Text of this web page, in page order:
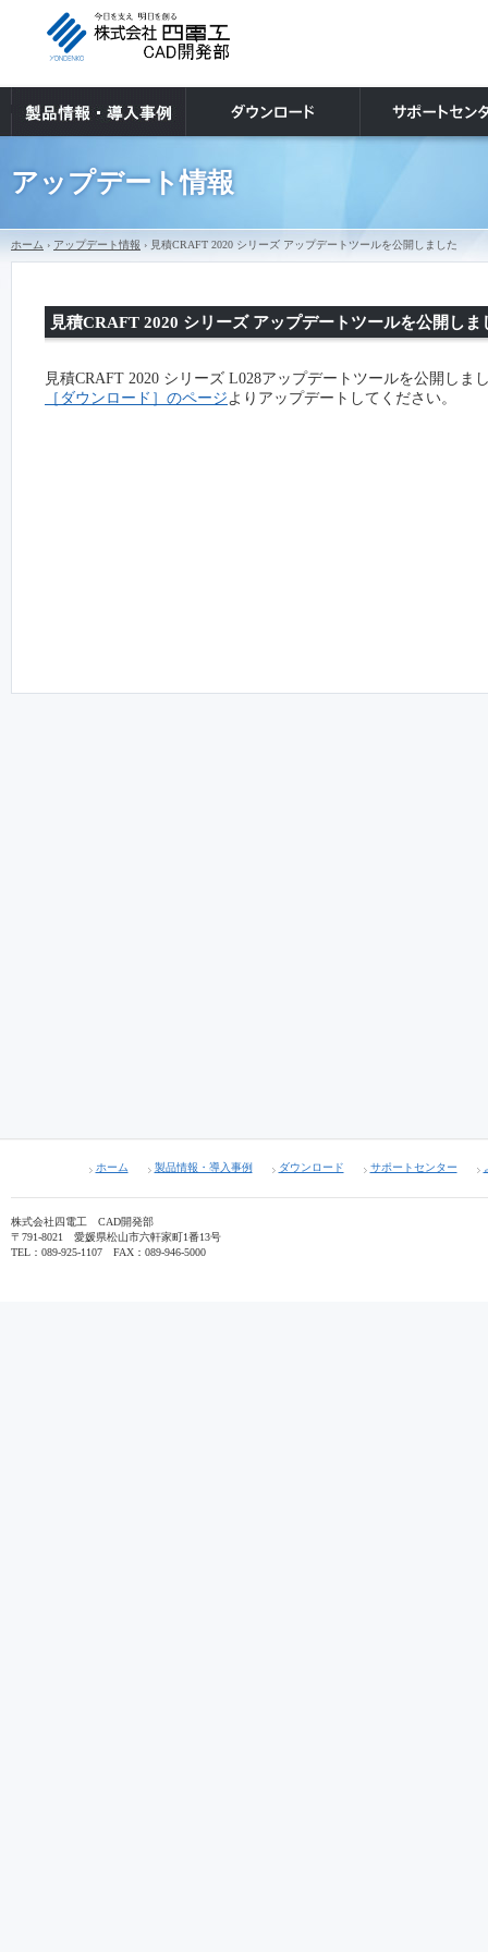
アップデート情報
ホーム › アップデート情報 › 見積CRAFT 2020 シリーズ アップデートツールを公開しました
見積CRAFT 2020 シリーズ アップデートツールを公開しま
見積CRAFT 2020 シリーズ L028アップデートツールを公開しま
［ダウンロード］のページよりアップデートしてください。
ホーム 製品情報・導入事例 ダウンロード サポートセンター
株式会社四電工 CAD開発部
〒791-8021 愛媛県松山市六軒家町1番13号
TEL：089-925-1107 FAX：089-946-5000